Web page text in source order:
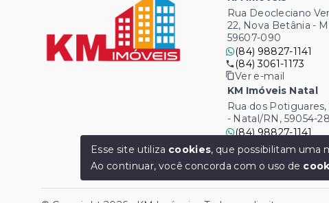
Rua Deocleciano
22, Nova Betânia -
59607-090
(84) 98827-1141
(84) 3061-1173
Ver e-mail
KM Imóveis Natal
Rua dos
- Natal/RN, 59054-
(84) 98827-1141
(84) 3061-1173
Ver e-mail
Esse site utiliza cookies, que possibilitam uma
Ao continuar, você concorda com o uso de